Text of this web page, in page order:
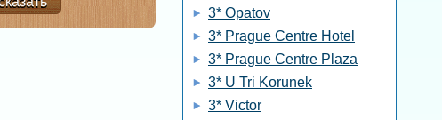
3* Opatov
3* Prague Centre Hotel
3* Prague Centre Plaza
3* U Tri Korunek
3* Victor